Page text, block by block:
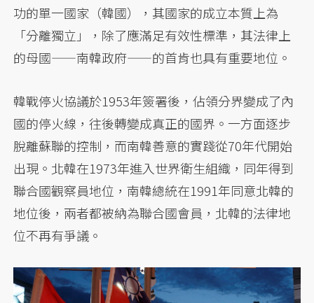
功的單一國家（韓國），其國家的成立本質上為
「分離獨立」，除了應滿足有效性標準，其法律上
的母國——南韓政府——的首肯也具有重要地位。
韓戰停火協議於1953年簽署後，佔領分界變成了內
國的停火線，往後轉變成真正的國界。一方面逐步
脫離蘇聯的控制，而南韓善意的實踐從70年代開始
出現。北韓在1973年進入世界衛生組織，同年得到
聯合國觀察員地位，南韓總統在1991年同意北韓的
地位後，兩者都被納為聯合國會員，北韓的法律地
位不再有爭議。